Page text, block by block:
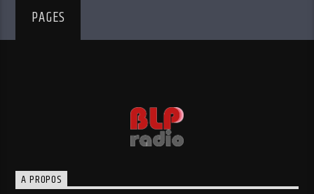
PAGES
A PROPOS